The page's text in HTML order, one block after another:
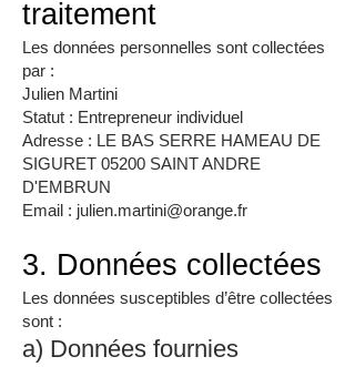
traitement
Les données personnelles sont collectées
par :
Julien Martini
Statut : Entrepreneur individuel
Adresse : LE BAS SERRE HAMEAU DE
SIGURET 05200 SAINT ANDRE
D'EMBRUN
Email : julien.martini@orange.fr
3. Données collectées
Les données susceptibles d’être collectées
sont :
a) Données fournies